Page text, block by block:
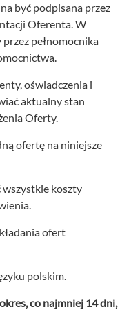
być podpisana przez
Oferenta. W
pełnomocnika
oświadczenia i
aktualny stan
Oferty.
ofertę na niniejsze
wszystkie koszty
ofert
polskim.
co najmniej 14 dni,